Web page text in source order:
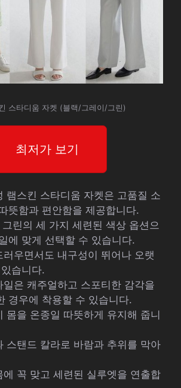
스타디움 자켓 (블랙/그레이/그린)
최저가 보기
램스킨 스타디움 자켓은 고품질 소
뜻함과 편안함을 제공합니다.
린의 세 가지 세련된 색상 옵션으
에 맞게 선택할 수 있습니다.
우면서도 내구성이 뛰어나 오랫
습니다.
은 캐주얼하고 스포티한 감각을
경우에 착용할 수 있습니다.
몸을 온종일 따뜻하게 유지해 줍니
스탠드 칼라로 바람과 추위를 막아
에 꼭 맞고 세련된 실루엣을 연출합